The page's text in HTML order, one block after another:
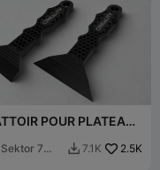
POUR PLATEAU
+ K2 / ERGONOMIQUE
Sektor 7
 7.1K 2.5K